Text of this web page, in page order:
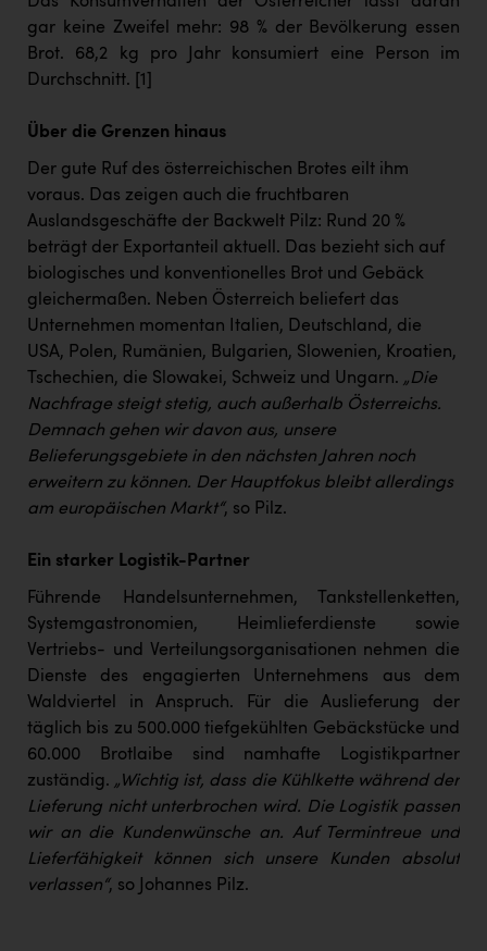
gar keine Zweifel mehr: 98 % der Bevölkerung essen
Brot. 68,2 kg pro Jahr konsumiert eine Person im
Durchschnitt.
[1]
Über die Grenzen hinaus
Der gute Ruf des österreichischen Brotes eilt ihm
voraus. Das zeigen auch die fruchtbaren
Auslandsgeschäfte der Backwelt Pilz: Rund 20 %
beträgt der Exportanteil aktuell. Das bezieht sich auf
biologisches und konventionelles Brot und Gebäck
gleichermaßen. Neben Österreich beliefert das
Unternehmen momentan Italien, Deutschland, die
USA, Polen, Rumänien, Bulgarien, Slowenien, Kroatien,
Tschechien, die Slowakei, Schweiz und Ungarn. „Die
Nachfrage steigt stetig, auch außerhalb Österreichs.
Demnach gehen wir davon aus, unsere
Belieferungsgebiete in den nächsten Jahren noch
erweitern zu können. Der Hauptfokus bleibt allerdings
am europäischen Markt“, so Pilz.
Ein starker Logistik-Partner
Führende Handelsunternehmen, Tankstellenketten,
Systemgastronomien, Heimlieferdienste sowie
Vertriebs- und Verteilungsorganisationen nehmen die
Dienste des engagierten Unternehmens aus dem
Waldviertel in Anspruch. Für die Auslieferung der
täglich bis zu 500.000 tiefgekühlten Gebäckstücke und
60.000 Brotlaibe sind namhafte Logistikpartner
zuständig. „Wichtig ist, dass die Kühlkette während der
Lieferung nicht unterbrochen wird. Die Logistik passen
wir an die Kundenwünsche an. Auf Termintreue und
Lieferfähigkeit können sich unsere Kunden absolut
verlassen“, so Johannes Pilz.